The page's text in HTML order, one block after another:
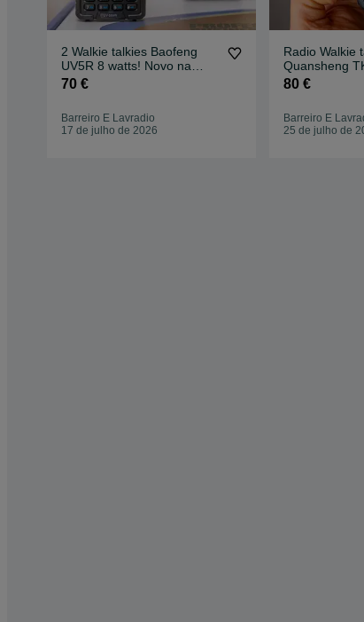
2 Walkie talkies Baofeng
UV5R 8 watts! Novo na
caixa
70 €
Barreiro E Lavradio
17 de julho de 2026
Radio Walkie
Quansheng
VHF/UHF,novo
80 €
Barreiro E
25 de julho de